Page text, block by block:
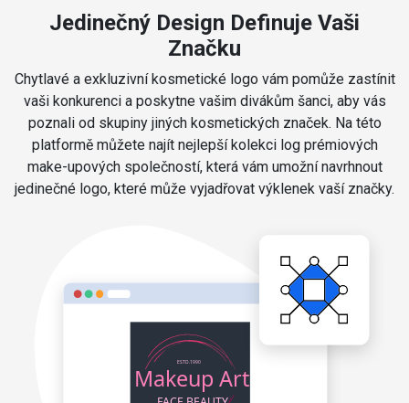
Jedinečný Design Definuje Vaši
Značku
Chytlavé a exkluzivní kosmetické logo vám pomůže zastínit
vaši konkurenci a poskytne vašim divákům šanci, aby vás
poznali od skupiny jiných kosmetických značek. Na této
platformě můžete najít nejlepší kolekci log prémiových
make-upových společností, která vám umožní navrhnout
jedinečné logo, které může vyjadřovat výklenek vaší značky.